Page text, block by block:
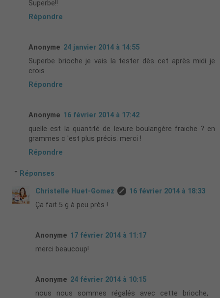
Superbe!!
Répondre
Anonyme 24 janvier 2014 à 14:55
Superbe brioche je vais la tester dès cet après midi je
crois
Répondre
Anonyme 16 février 2014 à 17:42
quelle est la quantité de levure boulangère fraiche ? en
grammes c 'est plus précis. merci !
Répondre
Réponses
Christelle Huet-Gomez
16 février 2014 à 18:33
Ça fait 5 g à peu près !
Anonyme 17 février 2014 à 11:17
merci beaucoup!
Anonyme 24 février 2014 à 10:15
nous nous sommes régalés avec cette brioche,